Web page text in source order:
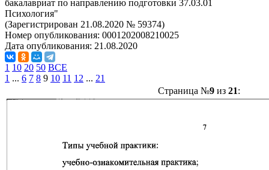
бакалавриат по направлению подготовки 37.03.01
Психология"
(Зарегистрирован 21.08.2020 № 59374)
Номер опубликования: 0001202008210025
Дата опубликования: 21.08.2020
1 10 20 50 ВСЕ
1 ... 6 7 8 9 10 11 12 ... 21
Страница №9из 21: